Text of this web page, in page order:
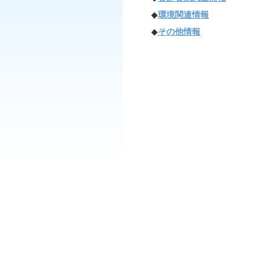
◆環境関連情報
◆その他情報